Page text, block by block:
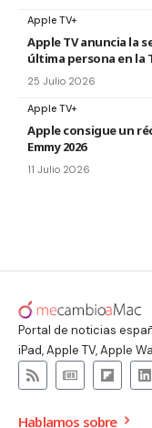
Apple TV+
Apple TV anuncia la
última persona en la
25 Julio 2026
Apple TV+
Apple consigue un
Emmy 2026
11 Julio 2026
Portal de noticias
iPad, Apple TV, Apple
Hablamos sobre